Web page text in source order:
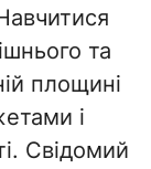
та
площині
і
Свідомий